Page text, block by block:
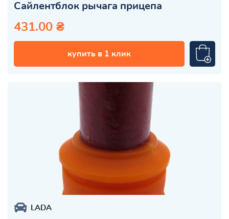
Сайлентблок рычага прицепа
431.00 ₴
купить в 1 клик
LADA